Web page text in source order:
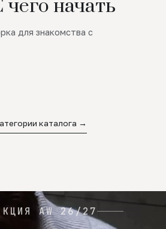
чего начать
для знакомства с
каталога →
AW 26/27